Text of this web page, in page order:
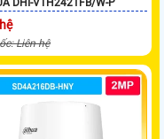
DHI-VTH2421FB/W-P
Liên hệ